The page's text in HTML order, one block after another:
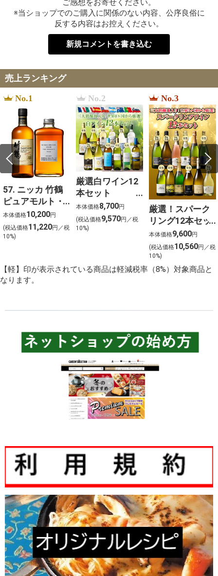
ご感想をお寄せください。
※当ショップでのご購入に関係のない内容、公序良俗に
反する内容はお控えください。
新規コメントを書き込む
売上ランキング
No.1
57. ニッカ 竹鶴
ピュアモルト・
フロムザバレル
ウイスキー2本セ
ット【北海道ご
本体価格10,200円
(税込価格11,220円／税
10%)
No.2
厳選白ワイン12
本セット
750ml×12
本体価格8,700円
(税込価格9,570円／税
10%)
No.3
厳選！スパーク
リング12本セッ
ト 金賞受賞ワイ
ンを含む１２本
を選びました！
本体価格9,600円
(税込価格10,560円／税
10%)
【軽】印が表示されている商品は軽減税率（8%）対象商品と
なります。